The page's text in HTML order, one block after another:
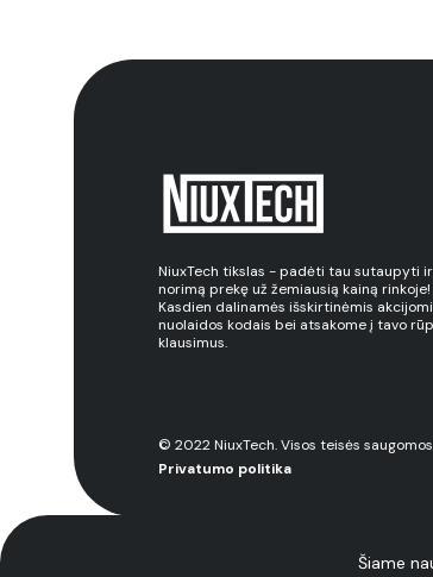
NiuxTech tikslas - padėti tau sutaupyti
norimą prekę už žemiausią kainą rinkoje!
Kasdien dalinamės išskirtinėmis
nuolaidos kodais bei atsakome į tavo
klausimus.
© 2022 NiuxTech. Visos teisės saugomos
Privatumo politika
Šiame